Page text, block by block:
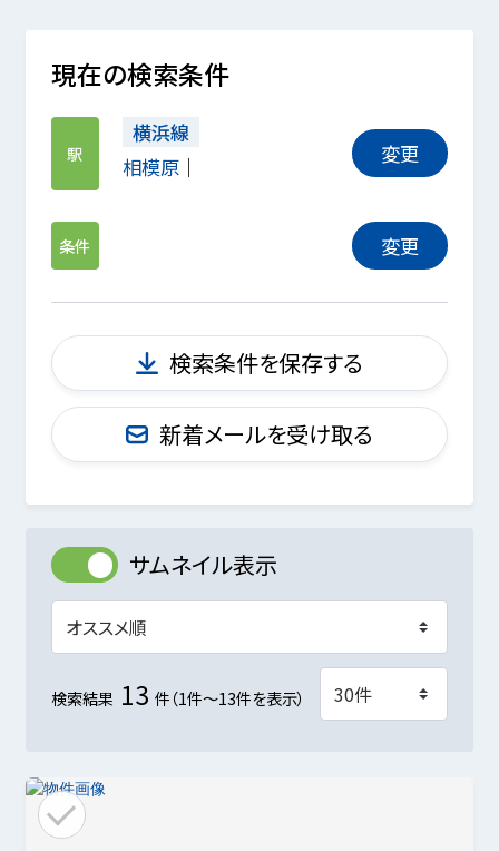
現在の検索条件
駅
横浜線
相模原
変更
条件 変更
検索条件を保存する
新着メールを受け取る
サムネイル表示
検索結果 13 件（1件～13件を表示）